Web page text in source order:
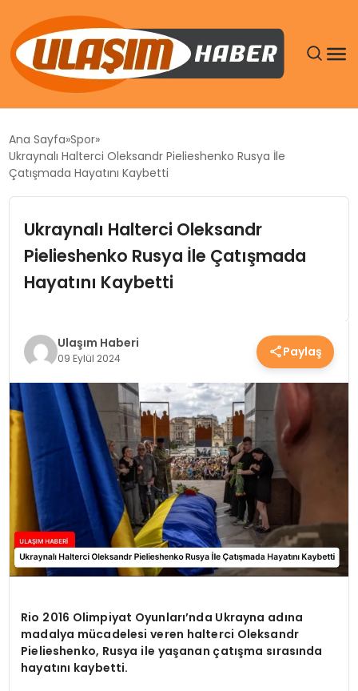
SIYASET
EKONOMI
SPOR
TEKNOLOJI
SAĞLIK
YAŞAM
Ana Sayfa Spor
Ukraynalı Halterci Oleksandr Pielieshenko Rusya İle
Çatışmada Hayatını Kaybetti
Ukraynalı Halterci Oleksandr
Pielieshenko Rusya İle Çatışmada
Hayatını Kaybetti
Ulaşım Haberi
09 Eylül 2024 Paylaş
Rio 2016 Olimpiyat Oyunları’nda Ukrayna adına
madalya mücadelesi veren halterci Oleksandr
Pielieshenko, Rusya ile yaşanan çatışma sırasında
hayatını kaybetti.